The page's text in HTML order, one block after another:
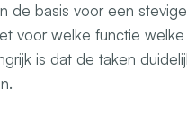
de basis voor een
voor welke functie
is dat de taken